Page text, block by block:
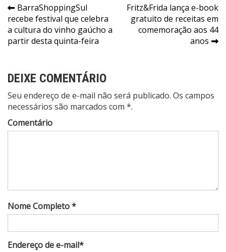
Navegação
de
Post
BarraShoppingSul
recebe festival que celebra
a cultura do vinho gaúcho a
partir desta quinta-feira
Fritz&Frida lança e-book
gratuito de receitas em
comemoração aos 44
anos
DEIXE COMENTÁRIO
Seu endereço de e-mail não será publicado. Os campos
necessários são marcados com *.
Comentário
Nome Completo *
Endereço de e-mail*